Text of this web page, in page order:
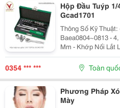
Hộp Đầu Tuýp
Gcad1701
Thông Số Kỹ Thuật:
Baea0804~0813 -
Mm - Khớp Nối Lắt
= 4" Caaa0804 -
Xoay 1/4"
0354 *** *** Toàn
Phương Pháp
Mày